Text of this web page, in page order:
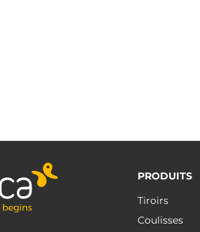
PRODUITS
Tiroirs
Coulisses